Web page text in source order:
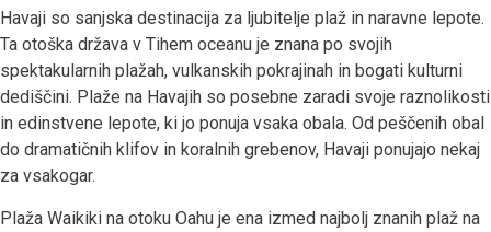
Havaji so sanjska destinacija za ljubitelje plaž in naravne lepote.
Ta otoška država v Tihem oceanu je znana po svojih
spektakularnih plažah, vulkanskih pokrajinah in bogati kulturni
dediščini. Plaže na Havajih so posebne zaradi svoje raznolikosti
in edinstvene lepote, ki jo ponuja vsaka obala. Od peščenih obal
do dramatičnih klifov in koralnih grebenov, Havaji ponujajo nekaj
za vsakogar.
Plaža Waikiki na otoku Oahu je ena izmed najbolj znanih plaž na